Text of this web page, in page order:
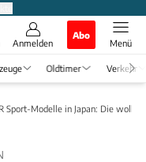
Anmelden
Abo
Menü
Oldtimer Verkehr
Sport-Modelle in Japan: Die